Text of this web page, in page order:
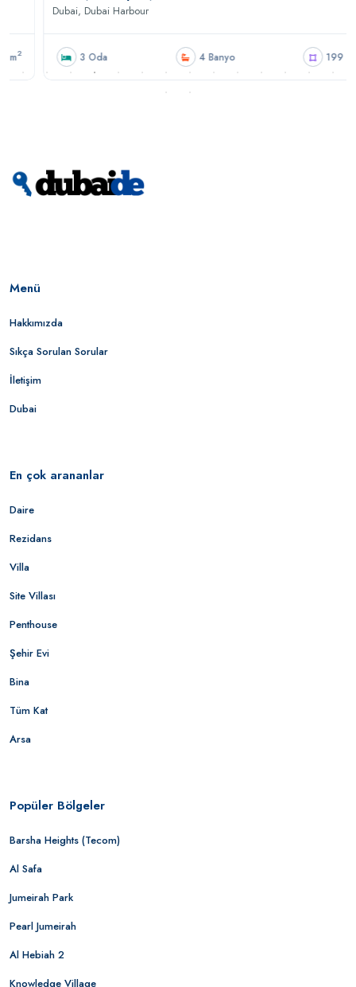
Dubai, Dubai Harbour
3 Oda 4 Banyo 199 m 2
Menü
Hakkımızda
Sıkça Sorulan Sorular
İletişim
Dubai
En çok arananlar
Daire
Rezidans
Villa
Site Villası
Penthouse
Şehir Evi
Bina
Tüm Kat
Arsa
Popüler Bölgeler
Barsha Heights (Tecom)
Al Safa
Jumeirah Park
Pearl Jumeirah
Al Hebiah 2
Knowledge Village